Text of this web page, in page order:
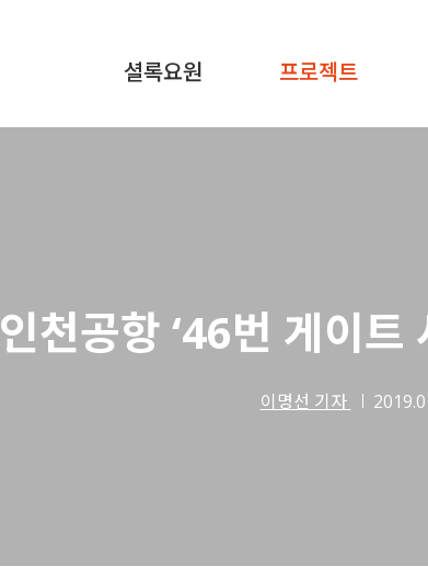
셜록요원 프로젝트
인천공항 ‘46번 게이트
이명선 기자